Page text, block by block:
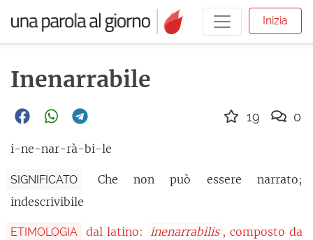
Inizia
Inenarrabile
i-ne-nar-rà-bi-le
SIGNIFICATO
Che non può essere narrato;
indescrivibile
ETIMOLOGIA dal latino: inenarrabilis , composto da
19 0